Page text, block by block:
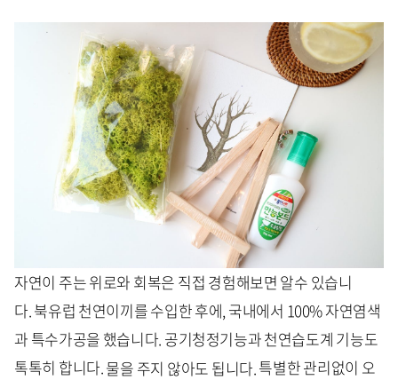
자연이 주는 위로와 회복은 직접 경험해보면 알수 있습니
다. 북유럽 천연이끼를 수입한 후에, 국내에서 100% 자연염색
과 특수가공을 했습니다. 공기청정기능과 천연습도계 기능도
톡톡히 합니다.물을 주지 않아도 됩니다.특별한 관리없이 오